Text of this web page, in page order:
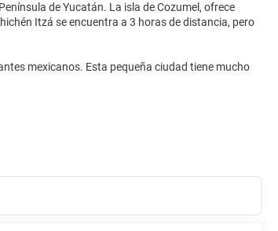
de Yucatán. La isla de Cozumel, ofrece
Itzá se encuentra a 3 horas de distancia, pero
mexicanos. Esta pequeña ciudad tiene mucho